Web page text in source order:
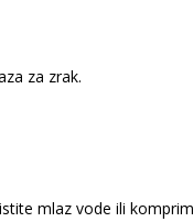
za zrak.
mlaz vode ili